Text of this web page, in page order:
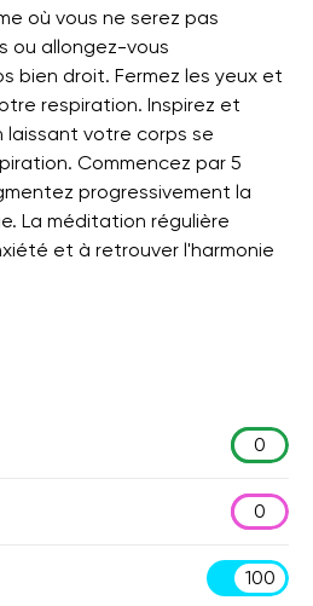
où vous ne serez pas
ou allongez-vous
bien droit. Fermez les yeux et
respiration. Inspirez et
laissant votre corps se
Commencez par 5
progressivement la
La méditation régulière
et à retrouver l'harmonie
0
0
100